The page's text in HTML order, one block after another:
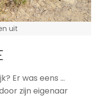
uit
Er was eens …
zijn eigenaar